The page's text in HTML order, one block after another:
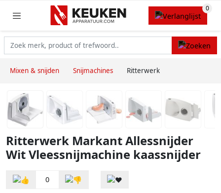
Mixen & snijden Snijmachines Ritterwerk
Ritterwerk Markant Allessnijder
Wit Vleessnijmachine kaassnijder
0